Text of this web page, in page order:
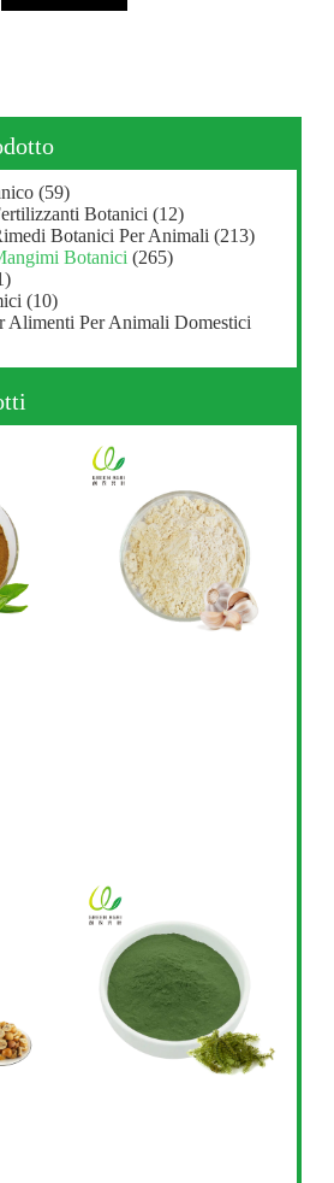
(59)
Botanici (12)
Botanici Per Animali (213)
Botanici (265)
(10)
Alimenti Per Animali Domestici